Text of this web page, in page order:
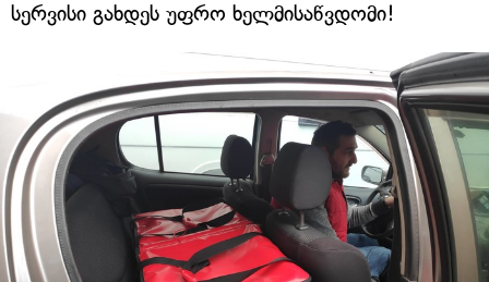
სერვისი გახდეს უფრო ხელმისაწვდომი!